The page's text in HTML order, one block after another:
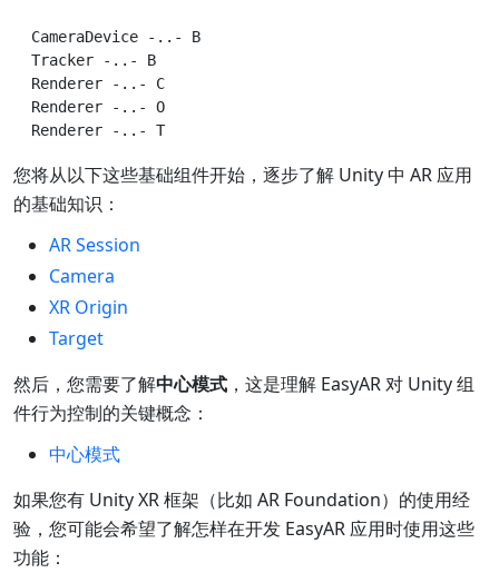
  CameraDevice -..- B
  Tracker -..- B
  Renderer -..- C
  Renderer -..- O
您将从以下这些基础组件开始，逐步了解 Unity 中 AR 应用
的基础知识：
AR Session
Camera
XR Origin
Target
然后，您需要了解中心模式 ，这是理解 EasyAR 对 Unity 组
件行为控制的关键概念：
中心模式
如果您有 Unity XR 框架（比如 AR Foundation）的使用经
验，您可能会希望了解怎样在开发 EasyAR 应用时使用这些
功能：